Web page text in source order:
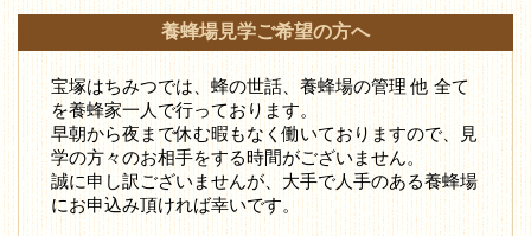
養蜂場見学ご希望の方へ
宝塚はちみつでは、蜂の世話、養蜂場の管理 他 全て
を養蜂家一人で行っております。
早朝から夜まで休む暇もなく働いておりますので、見
学の方々のお相手をする時間がございません。
誠に申し訳ございませんが、大手で人手のある養蜂場
にお申込み頂ければ幸いです。